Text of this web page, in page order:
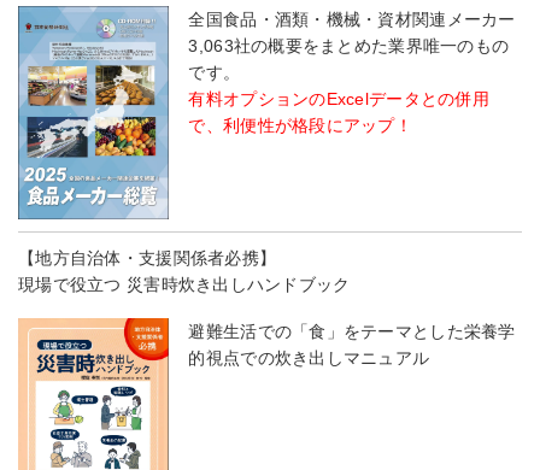
全国食品・酒類・機械・資材関連メーカー
3,063社の概要をまとめた業界唯一のもの
です。
有料オプションのExcelデータとの併用
で、利便性が格段にアップ！
【地方自治体・支援関係者必携】
現場で役立つ 災害時炊き出しハンドブック
避難生活での「食」をテーマとした栄養学
的視点での炊き出しマニュアル